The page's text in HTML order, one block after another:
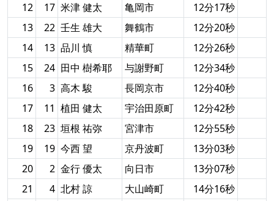
12
17 米津 健太 亀岡市
12分17秒
13
22 壬生 雄大 舞鶴市
12分20秒
14
13 品川 慎 精華町
12分26秒
15
24 田中 樹希耶 与謝野町
12分34秒
16
3 高木 駿 長岡京市
12分40秒
17
11 植田 健太 宇治田原町
12分42秒
18
23 垣根 祐弥 宮津市
12分55秒
19
19 今西 望 京丹波町
13分03秒
20
2 金行 優太 向日市
13分07秒
21
4 北村 諒 大山崎町
14分16秒